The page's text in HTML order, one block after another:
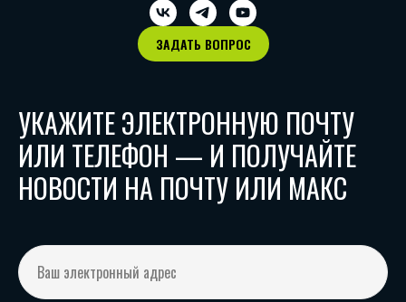
ЗАДАТЬ ВОПРОС
УКАЖИТЕ ЭЛЕКТРОННУЮ ПОЧТУ
ИЛИ ТЕЛЕФОН — И ПОЛУЧАЙТЕ
НОВОСТИ НА ПОЧТУ ИЛИ МАКС